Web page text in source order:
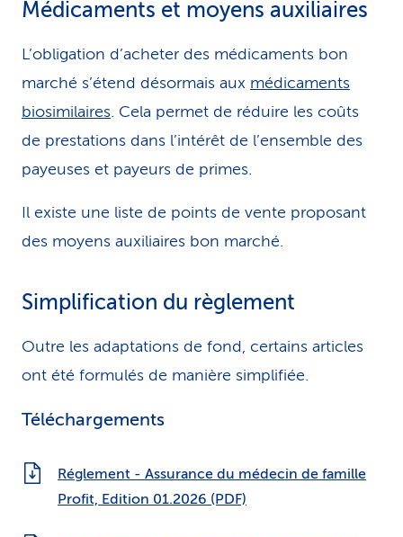
Médicaments et moyens auxiliaires
L’obligation d’acheter des médicaments bon
marché s’étend désormais aux médicaments
biosimilaires. Cela permet de réduire les coûts
de prestations dans l’intérêt de l’ensemble des
payeuses et payeurs de primes.
Il existe une liste de points de vente proposant
des moyens auxiliaires bon marché.
Simplification du règlement
Outre les adaptations de fond, certains articles
ont été formulés de manière simplifiée.
Téléchargements
Réglement - Assurance du médecin de famille
Profit, Edition 01.2026 (PDF)